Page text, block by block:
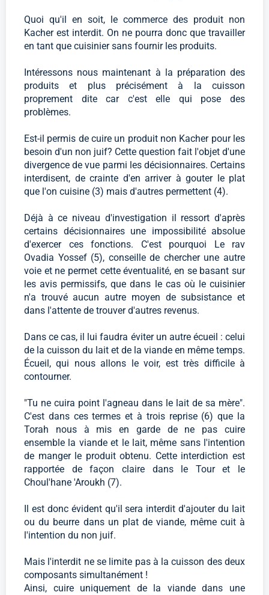
Quoi qu'il en soit, le commerce des produit non
Kacher est interdit. On ne pourra donc que travailler
en tant que cuisinier sans fournir les produits.
Intéressons nous maintenant à la préparation des
produits et plus précisément à la cuisson
proprement dite car c'est elle qui pose des
problèmes.
Est-il permis de cuire un produit non Kacher pour les
besoin d'un non juif? Cette question fait l'objet d'une
divergence de vue parmi les décisionnaires. Certains
interdisent, de crainte d'en arriver à gouter le plat
que l'on cuisine (3) mais d'autres permettent (4).
Déjà à ce niveau d'investigation il ressort d'après
certains décisionnaires une impossibilité absolue
d'exercer ces fonctions. C'est pourquoi Le rav
Ovadia Yossef (5), conseille de chercher une autre
voie et ne permet cette éventualité, en se basant sur
les avis permissifs, que dans le cas où le cuisinier
n'a trouvé aucun autre moyen de subsistance et
dans l'attente de trouver d'autres revenus.
Dans ce cas, il lui faudra éviter un autre écueil : celui
de la cuisson du lait et de la viande en même temps.
Écueil, qui nous allons le voir, est très difficile à
contourner.
"Tu ne cuira point l'agneau dans le lait de sa mère".
C'est dans ces termes et à trois reprise (6) que la
Torah nous à mis en garde de ne pas cuire
ensemble la viande et le lait, même sans l'intention
de manger le produit obtenu. Cette interdiction est
rapportée de façon claire dans le Tour et le
Choul'hane 'Aroukh (7).
Il est donc évident qu'il sera interdit d'ajouter du lait
ou du beurre dans un plat de viande, même cuit à
l'intention du non juif.
Mais l'interdit ne se limite pas à la cuisson des deux
composants simultanément !
Ainsi, cuire uniquement de la viande dans une